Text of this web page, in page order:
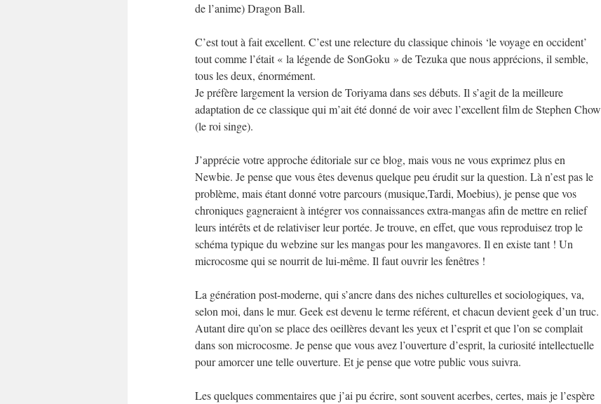
de l’anime) Dragon Ball.
C’est tout à fait excellent. C’est une relecture du classique chinois ‘le voyage en occident’
tout comme l’était « la légende de SonGoku » de Tezuka que nous apprécions, il semble,
tous les deux, énormément.
Je préfère largement la version de Toriyama dans ses débuts. Il s’agit de la meilleure
adaptation de ce classique qui m’ait été donné de voir avec l’excellent film de Stephen Chow
(le roi singe).
J’apprécie votre approche éditoriale sur ce blog, mais vous ne vous exprimez plus en
Newbie. Je pense que vous êtes devenus quelque peu érudit sur la question. Là n’est pas le
problème, mais étant donné votre parcours (musique,Tardi, Moebius), je pense que vos
chroniques gagneraient à intégrer vos connaissances extra-mangas afin de mettre en relief
leurs intérêts et de relativiser leur portée. Je trouve, en effet, que vous reproduisez trop le
schéma typique du webzine sur les mangas pour les mangavores. Il en existe tant ! Un
microcosme qui se nourrit de lui-même. Il faut ouvrir les fenêtres !
La génération post-moderne, qui s’ancre dans des niches culturelles et sociologiques, va,
selon moi, dans le mur. Geek est devenu le terme référent, et chacun devient geek d’un truc.
Autant dire qu’on se place des oeillères devant les yeux et l’esprit et que l’on se complait
dans son microcosme. Je pense que vous avez l’ouverture d’esprit, la curiosité intellectuelle
pour amorcer une telle ouverture. Et je pense que votre public vous suivra.
Les quelques commentaires que j’ai pu écrire, sont souvent acerbes, certes, mais je l’espère